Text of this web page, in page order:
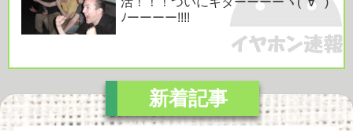
ﾉーーーー!!!!